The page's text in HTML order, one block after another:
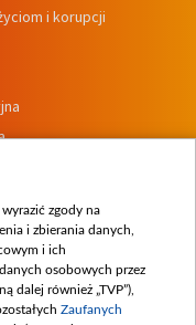
i korupcji
zgody na
i zbierania danych,
i ich
osobowych przez
dalej również „TVP”),
Zaufanych